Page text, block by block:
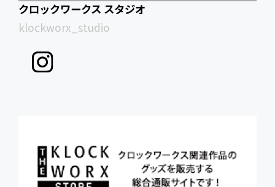
クロックワークス スタジオ
klockworx_studio